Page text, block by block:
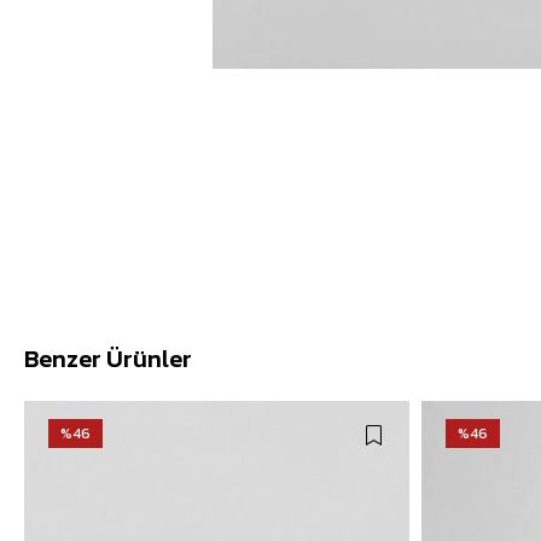
Benzer Ürünler
%46 %46